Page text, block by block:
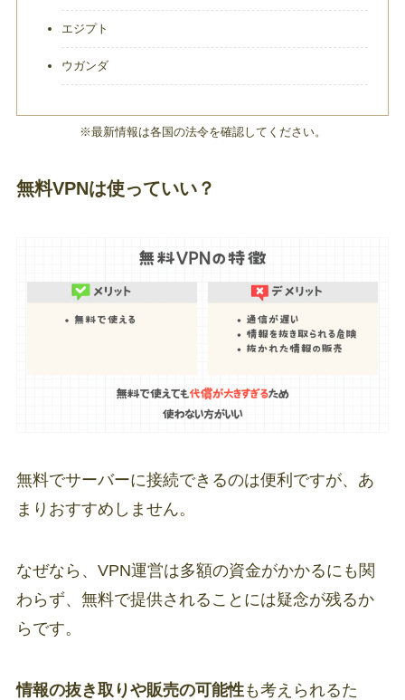
エジプト
ウガンダ
※最新情報は各国の法令を確認してください。
無料VPNは使っていい？
無料でサーバーに接続できるのは便利ですが、あ
まりおすすめしません。
なぜなら、VPN運営は多額の資金がかかるにも関
わらず、無料で提供されることには疑念が残るか
らです。
情報の抜き取りや販売の可能性も考えられるた